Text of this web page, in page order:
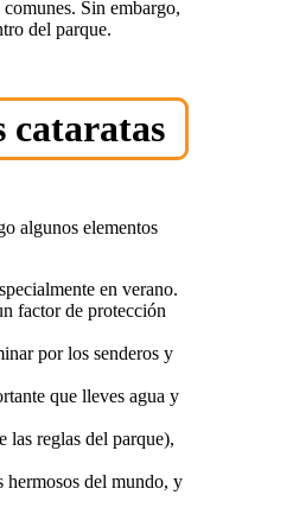
Sin embargo,
del parque.
cataratas
algunos elementos
en verano.
factor de protección
por los senderos y
que lleves agua y
las reglas del parque),
hermosos del mundo, y